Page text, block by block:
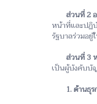
ส่วนที่ 2
หน้าที่และปฏิบั
รัฐบาลร่วมอยู่
ส่วนที่ 3
เป็นผู้บังคับบั
1. ด้านธุร